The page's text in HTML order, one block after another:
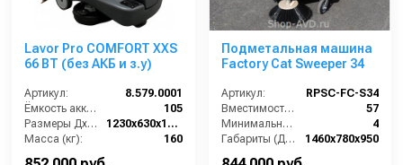
Lavor Pro COMFORT XXS
66 BT (без АКБ и з.у)
Артикул:
8.579.0001
Ёмкость аккумуляторов (Ач):
105
Размеры ДхШхВ (мм):
1230x630x1210
Масса (кг):
160
Подметальная машина
Factory Cat Sweeper 34
Артикул:
RPSC-FC-S34
Вместимость бункера (л):
57
Минимальное время работы (ч):
4
Габариты (ДхШхВ):
1460x780x950